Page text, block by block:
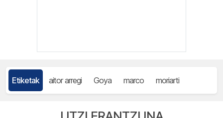
Etiketak aitor arregi Goya marco moriarti